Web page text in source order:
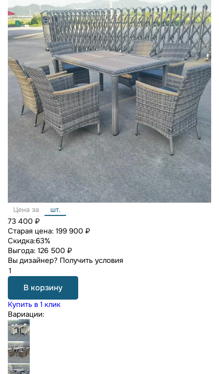
Цена за шт.
73 400 ₽
Старая цена: 199 900 ₽
Скидка:63%
Выгода: 126 500 ₽
Вы дизайнер? Получить условия
В корзину
Купить в 1 клик
Вариации: